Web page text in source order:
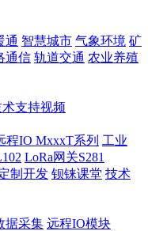
通 智慧城市 气象环境 矿
通信 轨道交通 农业养殖
支持视频
程IO MxxxT系列 工业
LoRa网关S281
制开发 钡铼课堂 技术
据采集 远程IO模块